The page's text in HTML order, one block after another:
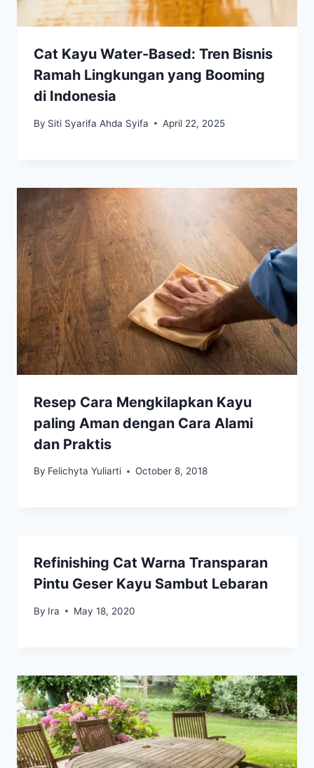
Cat Kayu Water-Based: Tren Bisnis
Ramah Lingkungan yang Booming
di Indonesia
By Siti Syarifa Ahda Syifa April 22, 2025
Resep Cara Mengkilapkan Kayu
paling Aman dengan Cara Alami
dan Praktis
By Felichyta Yuliarti October 8, 2018
Refinishing Cat Warna Transparan
Pintu Geser Kayu Sambut Lebaran
By Ira May 18, 2020